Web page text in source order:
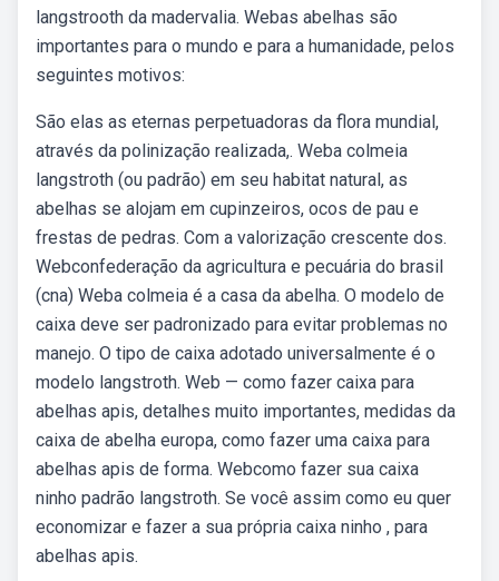
langstrooth da madervalia. Webas abelhas são
importantes para o mundo e para a humanidade, pelos
seguintes motivos:
São elas as eternas perpetuadoras da flora mundial,
através da polinização realizada,. Weba colmeia
langstroth (ou padrão) em seu habitat natural, as
abelhas se alojam em cupinzeiros, ocos de pau e
frestas de pedras. Com a valorização crescente dos.
Webconfederação da agricultura e pecuária do brasil
(cna) Weba colmeia é a casa da abelha. O modelo de
caixa deve ser padronizado para evitar problemas no
manejo. O tipo de caixa adotado universalmente é o
modelo langstroth. Web — como fazer caixa para
abelhas apis, detalhes muito importantes, medidas da
caixa de abelha europa, como fazer uma caixa para
abelhas apis de forma. Webcomo fazer sua caixa
ninho padrão langstroth. Se você assim como eu quer
economizar e fazer a sua própria caixa ninho , para
abelhas apis.